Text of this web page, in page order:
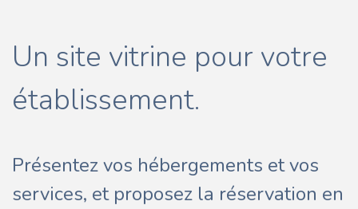
Un site vitrine pour votre
établissement.
Présentez vos hébergements et vos
services, et proposez la réservation en